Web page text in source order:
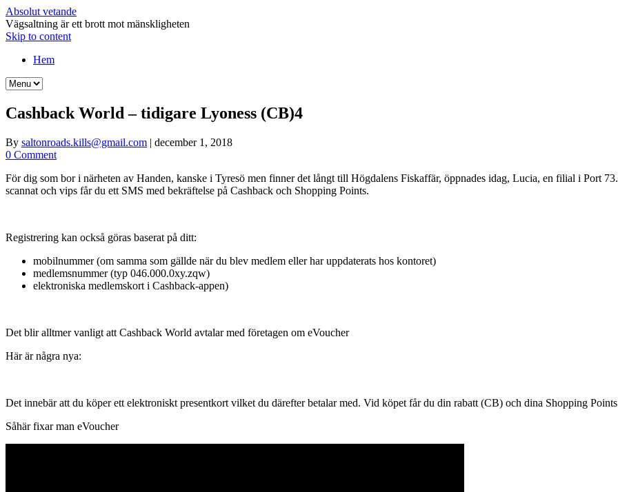
Absolut vetande
Vägsaltning är ett brott mot mänskligheten
Skip to content
Hem
Cashback World – tidigare Lyoness (CB)4
By saltonroads.kills@gmail.com | december 1, 2018
0 Comment
För dig som bor i närheten av Handen, kanske i Tyresö men finner det långt till Högdalens Fiskaffär, öppnades idag, Lucia, en filial i Port
scannat och vips får du ett SMS med bekräftelse på Cashback och Shopping Points.
Registrering kan också göras baserat på ditt:
mobilnummer (om samma som gällde när du blev medlem eller har uppdaterats hos kontoret)
medlemsnummer (typ 046.000.0xy.zqw)
elektroniska medlemskort i Cashback-appen)
Det blir alltmer vanligt att Cashback World avtalar med företagen om eVoucher
Här är några nya:
Det innebär att du köper ett elektroniskt presentkort vilket du därefter betalar med. Vid köpet får du din rabatt (CB) och dina Shopping
Såhär fixar man eVoucher